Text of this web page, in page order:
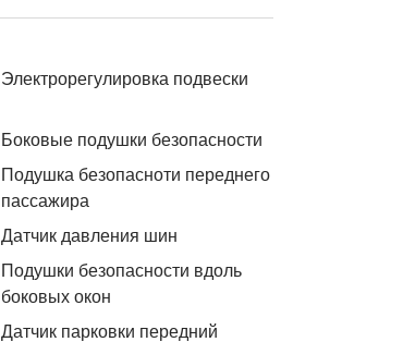
Электрорегулировка подвески
Боковые подушки безопасности
Подушка безопасноти переднего
пассажира
Датчик давления шин
Подушки безопасности вдоль
боковых окон
Датчик парковки передний